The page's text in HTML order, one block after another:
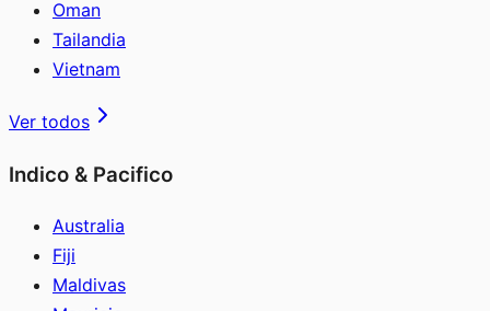
Oman
Tailandia
Vietnam
Ver todos
Indico & Pacifico
Australia
Fiji
Maldivas